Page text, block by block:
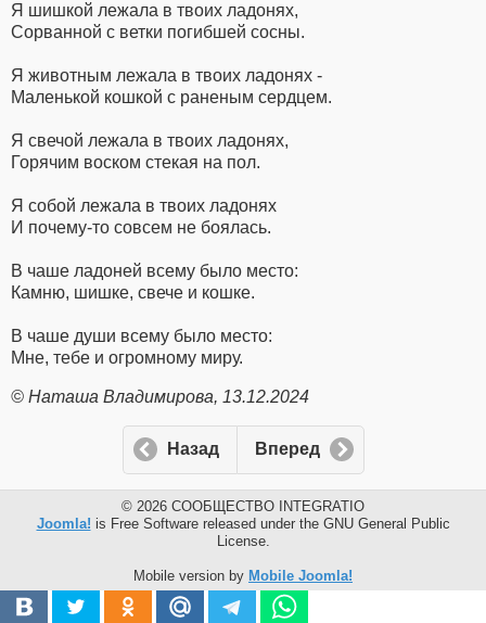
Я шишкой лежала в твоих ладонях,
Сорванной с ветки погибшей сосны.
Я животным лежала в твоих ладонях -
Маленькой кошкой с раненым сердцем.
Я свечой лежала в твоих ладонях,
Горячим воском стекая на пол.
Я собой лежала в твоих ладонях
И почему-то совсем не боялась.
В чаше ладоней всему было место:
Камню, шишке, свече и кошке.
В чаше души всему было место:
Мне, тебе и огромному миру.
© Наташа Владимирова, 13.12.2024
Назад Вперед
© 2026 СООБЩЕСТВО INTEGRATIO
Joomla! is Free Software released under the GNU General Public
License.
Mobile version by Mobile Joomla!
Перейти на
полную версию сайта